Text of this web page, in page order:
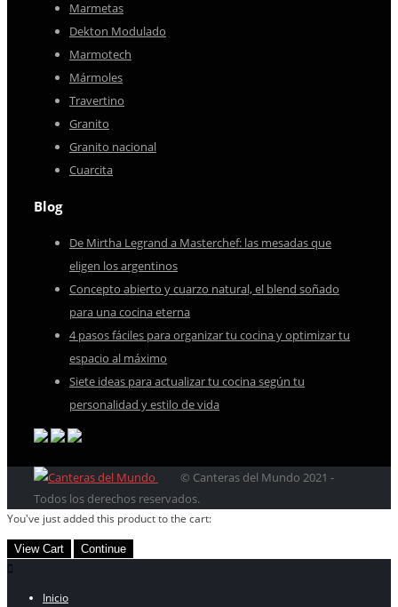
Marmetas
Dekton Modulado
Marmotech
Mármoles
Travertino
Granito
Granito nacional
Cuarcita
Blog
De Mirtha Legrand a Masterchef: las mesadas que
eligen los argentinos
Concepto abierto y cuarzo natural, el blend soñado
para una cocina eterna
4 pasos fáciles para organizar tu cocina y optimizar tu
espacio al máximo
Siete ideas para actualizar tu cocina según tu
personalidad y estilo de vida
© Canteras del Mundo 2021 -
Todos los derechos reservados.
You've just added this product to the cart:
View Cart Continue
Inicio